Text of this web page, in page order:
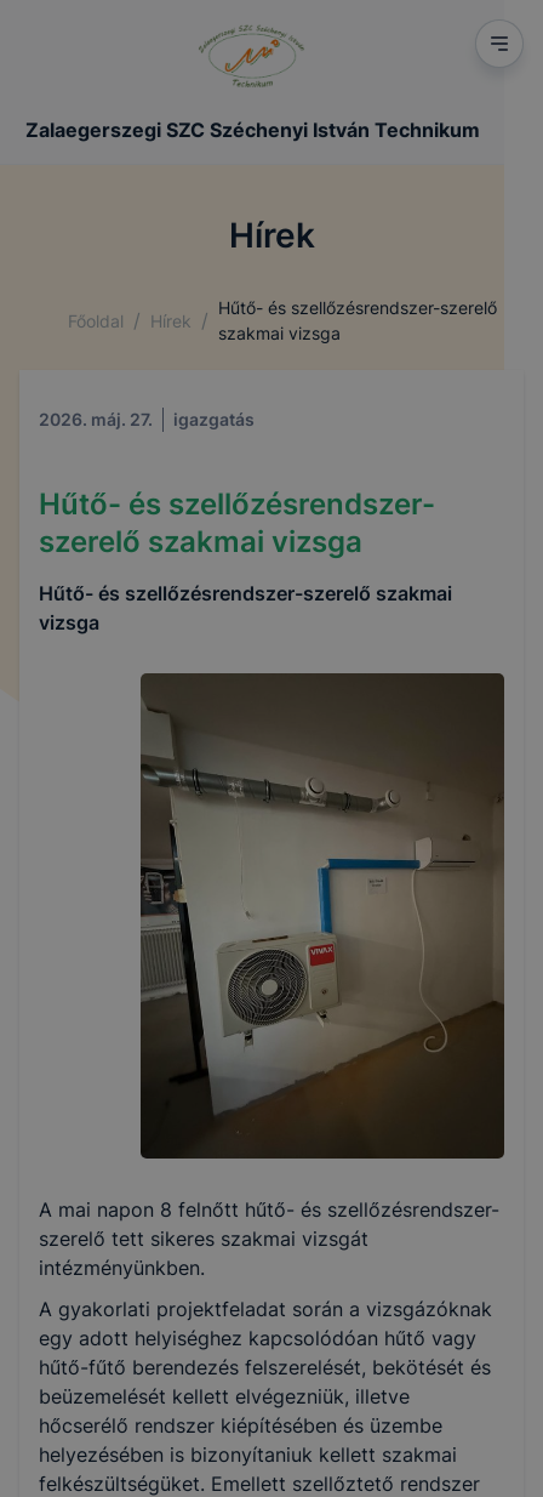
Zalaegerszegi SZC Széchenyi István Technikum
Hírek
Főoldal / Hírek /
Hűtő- és szellőzésrendszer-szerelő
szakmai vizsga
2026. máj. 27. igazgatás
Hűtő- és szellőzésrendszer-
szerelő szakmai vizsga
Hűtő- és szellőzésrendszer-szerelő szakmai
vizsga
A mai napon 8 felnőtt hűtő- és szellőzésrendszer-
szerelő tett sikeres szakmai vizsgát
intézményünkben.
A gyakorlati projektfeladat során a vizsgázóknak
egy adott helyiséghez kapcsolódóan hűtő vagy
hűtő-fűtő berendezés felszerelését, bekötését és
beüzemelését kellett elvégezniük, illetve
hőcserélő rendszer kiépítésében és üzembe
helyezésében is bizonyítaniuk kellett szakmai
felkészültségüket. Emellett szellőztető rendszer